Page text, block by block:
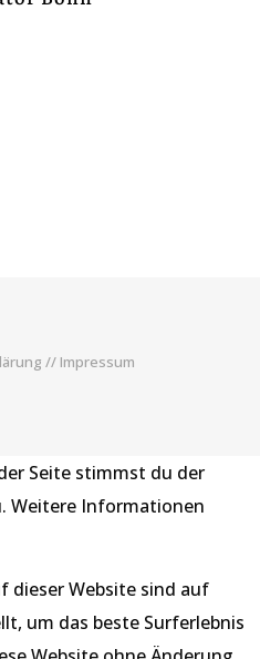
// Impressum
Seite stimmst du der
Weitere Informationen
dieser Website sind auf
um das beste Surferlebnis